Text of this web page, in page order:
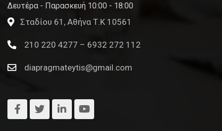
Δευτέρα - Παρασκευή 10:00 - 18:00
Σταδίου 61, Αθήνα Τ.Κ 10561
210 220 4277 – 6932 272 112
diapragmateytis@gmail.com